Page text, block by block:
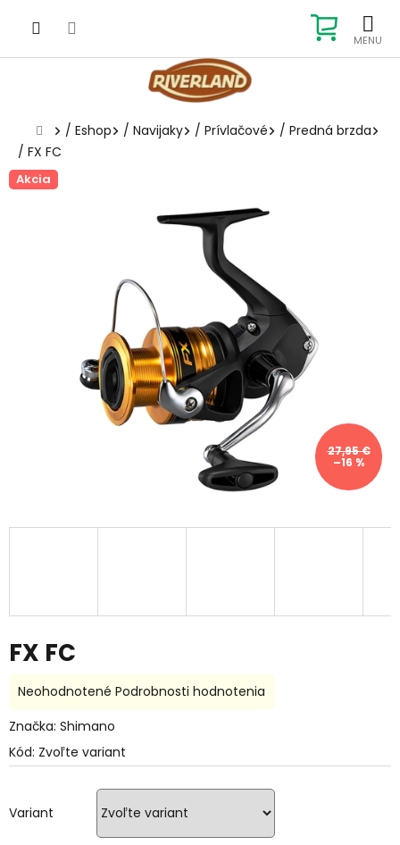
KOŠÍK
Domov
/ Eshop / Navijaky / Prívlačové / Predná brzda
/ FX FC
Akcia
27,95 €
–16 %
FX FC
Kód: Zvoľte variant
Variant
Priemerné
produktu
0,0
hviezdičiek.
Neohodnotené Podrobnosti hodnotenia
Značka: Shimano